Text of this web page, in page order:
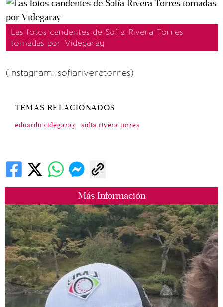
Más Información
Las fotos candentes de Sofía Rivera Torres
tomadas por Videgaray
(Instagram: sofiariveratorres)
TEMAS RELACIONADOS
eduardo videgaray sofia rivera torres